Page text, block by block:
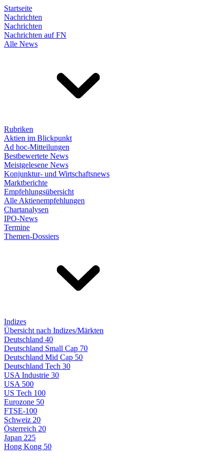
Startseite
Nachrichten
Nachrichten
Nachrichten auf FN
Alle News
Rubriken
Aktien im Blickpunkt
Ad hoc-Mitteilungen
Bestbewertete News
Meistgelesene News
Konjunktur- und Wirtschaftsnews
Marktberichte
Empfehlungsübersicht
Alle Aktienempfehlungen
Chartanalysen
IPO-News
Termine
Themen-Dossiers
Indizes
Übersicht nach Indizes/Märkten
Deutschland 40
Deutschland Small Cap 70
Deutschland Mid Cap 50
Deutschland Tech 30
USA Industrie 30
USA 500
US Tech 100
Eurozone 50
FTSE-100
Schweiz 20
Österreich 20
Japan 225
Hong Kong 50